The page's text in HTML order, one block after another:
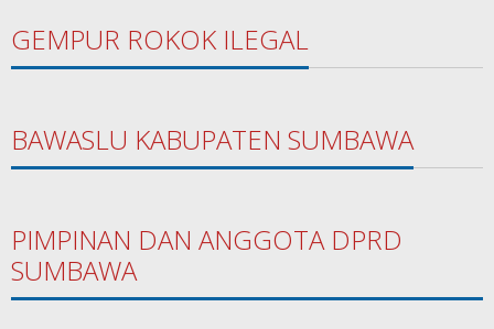
GEMPUR ROKOK ILEGAL
BAWASLU KABUPATEN SUMBAWA
PIMPINAN DAN ANGGOTA DPRD
SUMBAWA